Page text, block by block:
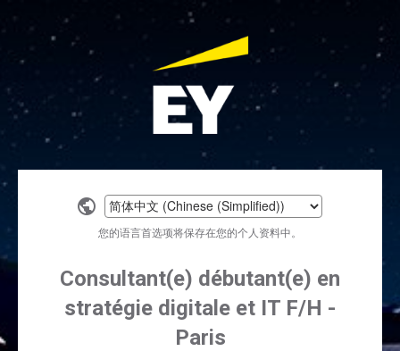
Select
language
您的语言首选项将保存在您的个人资料中。
Consultant(e) débutant(e) en
stratégie digitale et IT F/H -
Paris